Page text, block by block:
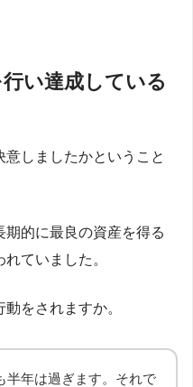
い達成している
しましたかということ
期的に最良の資産を得る
ていました。
をされますか。
半年は過ぎます。それで